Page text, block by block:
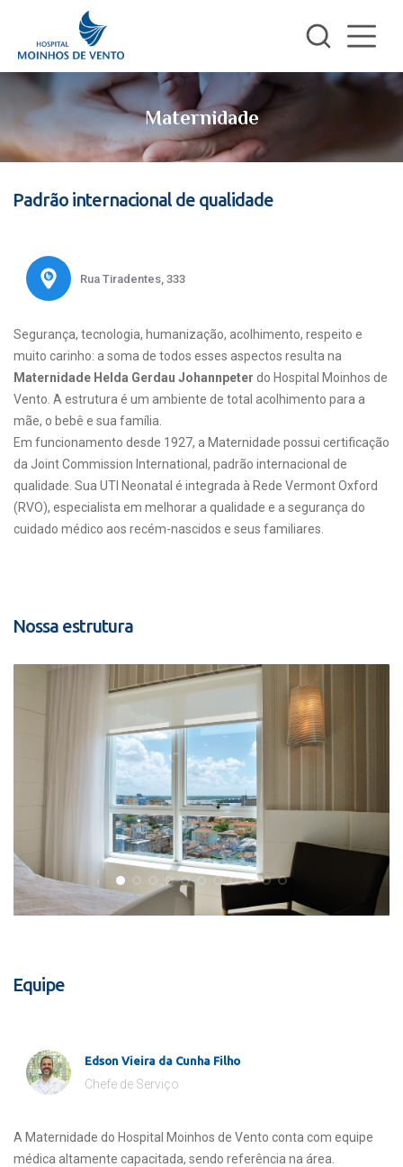
Maternidade
Padrão internacional de qualidade
Rua Tiradentes, 333
Segurança, tecnologia, humanização, acolhimento, respeito e
muito carinho: a soma de todos esses aspectos resulta na
Maternidade Helda Gerdau Johannpeter do Hospital Moinhos de
Vento. A estrutura é um ambiente de total acolhimento para a
mãe, o bebê e sua família.
Em funcionamento desde 1927, a Maternidade possui certificação
da Joint Commission International, padrão internacional de
qualidade. Sua UTI Neonatal é integrada à Rede Vermont Oxford
(RVO), especialista em melhorar a qualidade e a segurança do
cuidado médico aos recém-nascidos e seus familiares.
Nossa estrutura
Equipe
Edson Vieira da Cunha Filho
Chefe de Serviço
A Maternidade do Hospital Moinhos de Vento conta com equipe
médica altamente capacitada, sendo referência na área.